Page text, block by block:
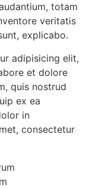
totam
veritatis
explicabo.
adipisicing elit,
et dolore
quis nostrud
ex ea
in
consectetur